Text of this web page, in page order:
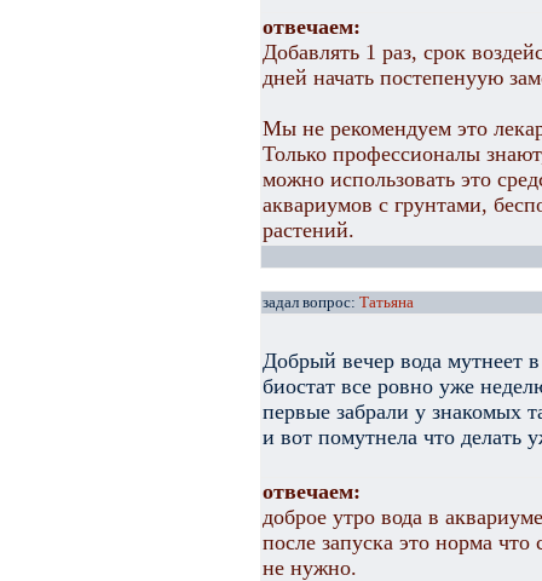
отвечаем:
Добавлять 1 раз, срок
дней начать постепенуую
Мы не рекомендуем это
Только профессионалы
можно использовать это
аквариумов с грунтами,
растений.
задал вопрос: Татьяна
Добрый вечер вода мутнеет
биостат все ровно уже
первые забрали у знакомых
и вот помутнела что делать
отвечаем:
доброе утро вода в
после запуска это норма
не нужно.